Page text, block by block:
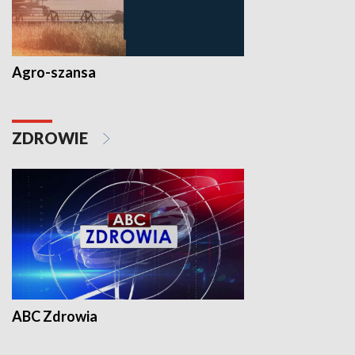
Agro-szansa
ZDROWIE
ABC Zdrowia